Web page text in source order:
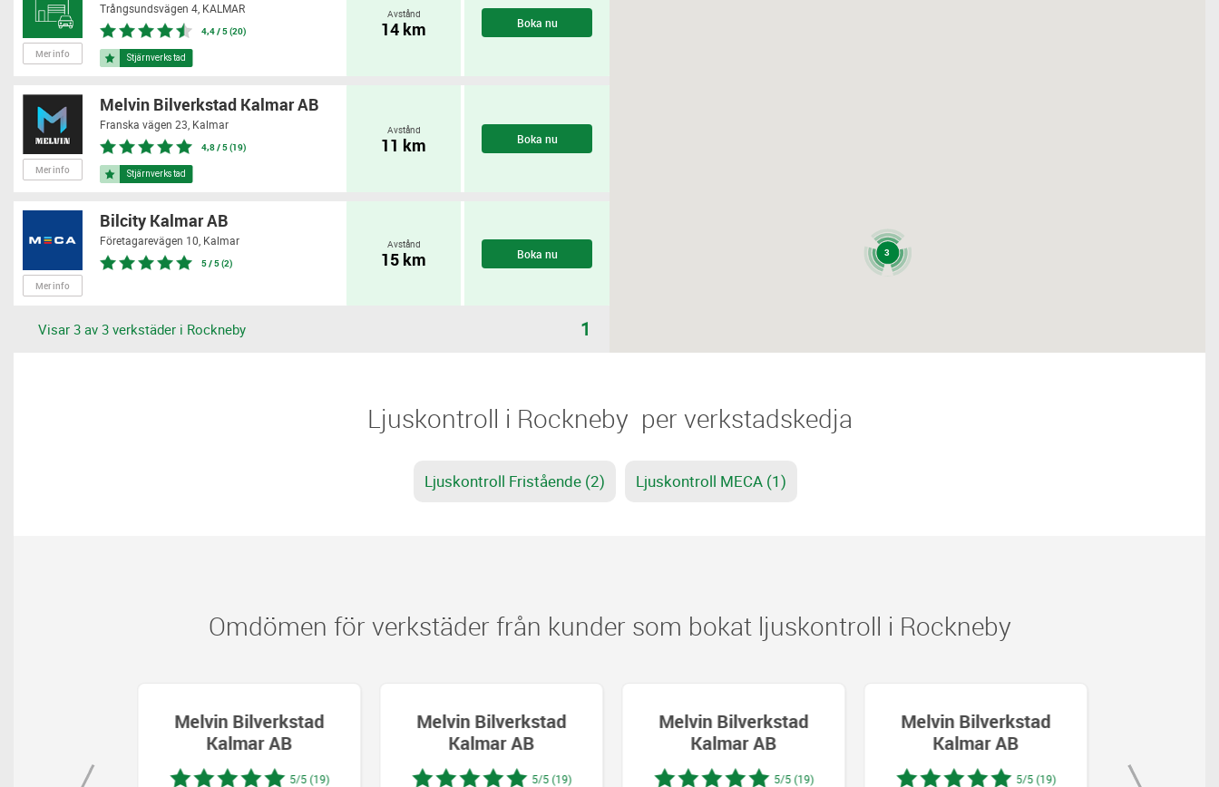
Mer info
Trångsundsvägen 4, KALMAR
4,4 / 5 (20)
Avstånd
14 km Boka nu
Mer info
Melvin Bilverkstad Kalmar AB
Franska vägen 23, Kalmar
4,8 / 5 (19)
Avstånd
11 km Boka nu
Mer info
Bilcity Kalmar AB
Företagarevägen 10, Kalmar
5 / 5 (2)
Avstånd
15 km Boka nu
Visar 3 av 3 verkstäder i Rockneby 1
3
​​Ljuskontroll i Rockneby ​​ per verkstadskedja
Ljuskontroll Fristående (2) Ljuskontroll MECA (1)
Omdömen för verkstäder från kunder som bokat ljuskontroll i Rockneby
5/5 (19)
Melvin Bilverkstad
Kalmar AB
5/5 (19)
Melvin Bilverkstad
Kalmar AB
5/5 (19)
Melvin Bilverkstad
Kalmar AB
5/5 (19)
Melvin Bilverkstad
Kalmar AB
5/5 (19)